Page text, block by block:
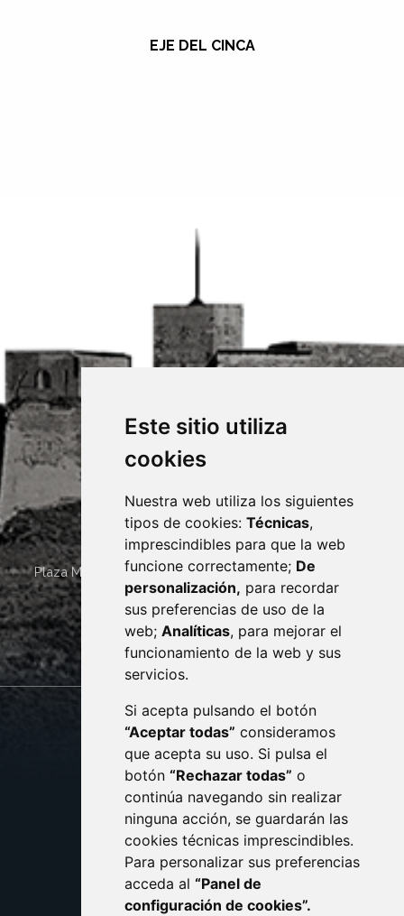
Este sitio utiliza
cookies
Nuestra web utiliza los siguientes
tipos de cookies: Técnicas,
imprescindibles para que la web
funcione correctamente; De
personalización, para recordar
sus preferencias de uso de la
web; Analíticas, para mejorar el
funcionamiento de la web y sus
servicios.
Si acepta pulsando el botón
“Aceptar todas” consideramos
que acepta su uso. Si pulsa el
botón “Rechazar todas” o
continúa navegando sin realizar
ninguna acción, se guardarán las
cookies técnicas imprescindibles.
Para personalizar sus preferencias
acceda al “Panel de
configuración de cookies”.
EJE DEL CINCA
Plaza Mayor 4 22400 MONZÓN - ARAGÓN (ESPAÑA)
· (34) 974 400 700 ·
sac@monzon.es
monzon.es
CONTACTO
AVISO LEGAL
PROTECCIÓN DE DATOS
POLÍTICA DE COOKIES
ACCESIBILIDAD
ENLACE EXTERNO AL